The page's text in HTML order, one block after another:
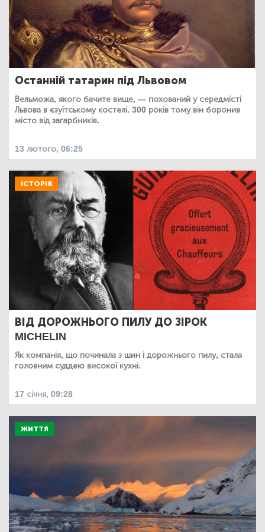
Останній татарин під Львовом
Вельможа, якого бачите вище, — похований у середмісті
Львова в єзуїтському костелі. 300 років тому він боронив
місто від загарбників.
13 лютого, 06:25
ІСТОРІЯ
ВІД ДОРОЖНЬОГО ПИЛУ ДО ЗІРОК
MICHELIN
Як компанія, що починала з шин і дорожнього пилу, стала
головним суддею високої кухні.
17 січня, 09:28
ЖИТТЯ